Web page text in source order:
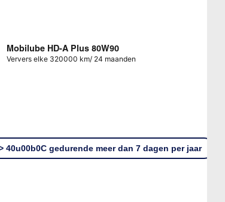
Mobilube HD-A Plus 80W90
Ververs elke 320000 km/ 24 maanden
40u00b0C gedurende meer dan 7 dagen per jaar